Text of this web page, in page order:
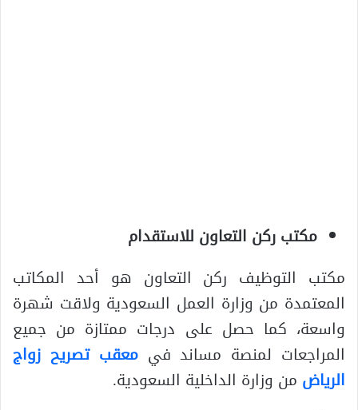
مكتب ركن التعاون للاستقدام
مكتب التوظيف ركن التعاون هو أحد المكاتب
المعتمدة من وزارة العمل السعودية ولاقت شهرة
واسعة، كما حصل على درجات ممتازة من جميع
المراجعات لمنصة مساند فيمعقب تصريح زواج
الرياض من وزارة الداخلية السعودية.